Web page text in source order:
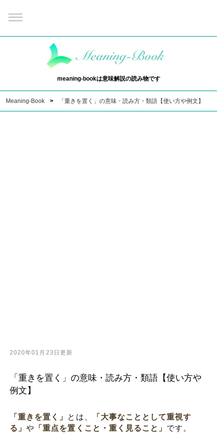
meaning-bookは意味解説の読み物です
Meaning-Book 「重きを置く」の意味・読み方・類語【使い方や例文】
2020年01月23日更新
「重きを置く」の意味・読み方・類語【使い方や
例文】
「重きを置く」 とは、
「大事なこととして重視す
る」や 「重点を置くこと・重く見ること」 です。